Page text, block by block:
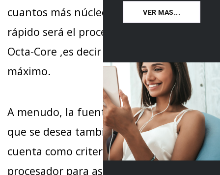
cuantos más núcleos contenga, más
rápido será el procesador. Por ahora,
Octa-Core ,es decir ocho núcleos, es el
máximo.
A menudo, la fuente de la tarjeta gráfica
que se desea también se tiene en
cuenta como criterio de elección del
procesador para asegurar la máxima
VER MAS...